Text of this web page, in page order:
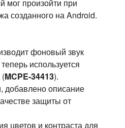
мог произойти при
созданного на Android.
фоновый звук
теперь используется
(MCPE-34413).
добавлено описание
защиты от
цветов и контраста для